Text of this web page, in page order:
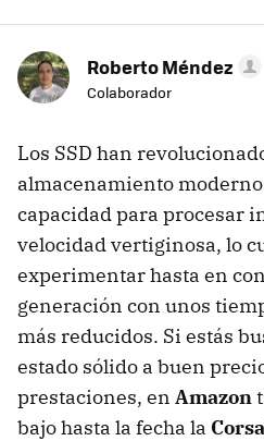
Roberto Méndez
Colaborador
Los SSD han
almacenamiento
capacidad para procesar
velocidad vertiginosa, lo
experimentar hasta en
generación con unos
más reducidos. Si estás
estado sólido a buen
prestaciones, en Amazon
bajo hasta la fecha la